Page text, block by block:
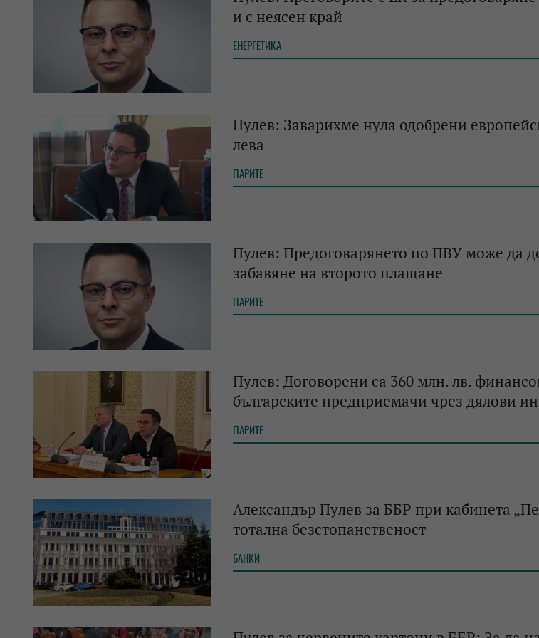
и с неясен край
ЕНЕРГЕТИКА
Пулев: Заварихме нула одобрени
лева
ПАРИТЕ
Пулев: Предоговарянето по ПВУ може да
забавяне на второто плащане
ПАРИТЕ
Пулев: Договорени са 360 млн. лв.
българските предприемачи чрез дялови
ПАРИТЕ
Александър Пулев за ББР при кабинета
тотална безстопанственост
БАНКИ